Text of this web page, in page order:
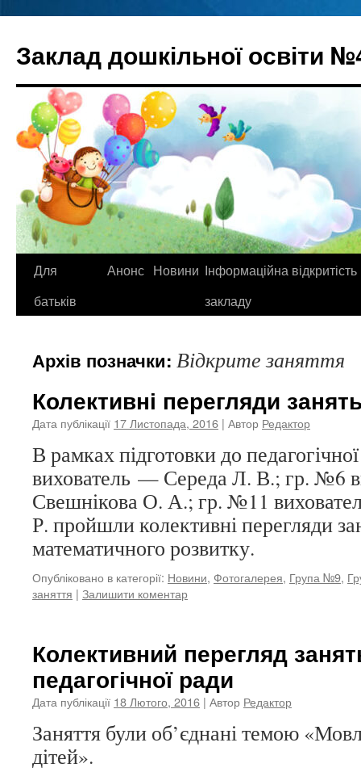
вмісту
Заклад дошкільної освіти
Для
батьків
Анонс Новини Інформаційна відкритість
закладу
Архів позначки: Відкрите заняття
Колективні перегляди
Дата публікації 17 Листопада, 2016 | Автор Редактор
В рамках підготовки до
вихователь — Середа Л. В.; гр. №6
Свешнікова О. А.; гр. №11
Р. пройшли колективні перегляди
математичного розвитку.
Опубліковано в категорії: Новини, Фотогалерея, Група №9,
заняття | Залишити коментар
Колективний перегляд
педагогічної ради
Дата публікації 18 Лютого, 2016 | Автор Редактор
Заняття були об’єднані темою
дітей».